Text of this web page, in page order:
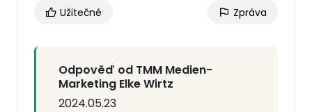
Užitečné Zpráva
Odpověď od TMM Medien-
Marketing Elke Wirtz
2024.05.23